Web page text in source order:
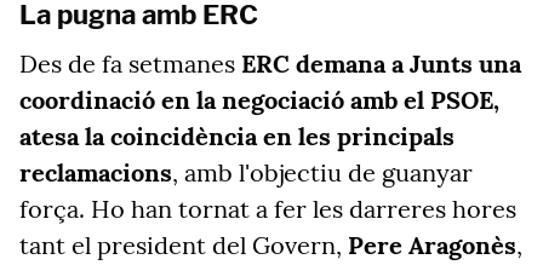
La pugna amb ERC
Des de fa setmanes ERC demana a Junts una
coordinació en la negociació amb el PSOE,
atesa la coincidència en les principals
reclamacions, amb l'objectiu de guanyar
força. Ho han tornat a fer les darreres hores
tant el president del Govern, Pere Aragonès,